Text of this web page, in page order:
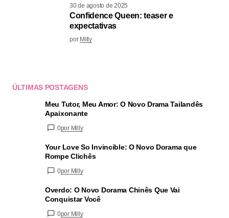
30 de agosto de 2025
Confidence Queen: teaser e
expectativas
por Milly
ÚLTIMAS POSTAGENS
Meu Tutor, Meu Amor: O Novo Drama Tailandês
Apaixonante
0por Milly
Your Love So Invincible: O Novo Dorama que
Rompe Clichês
0por Milly
Overdo: O Novo Dorama Chinês Que Vai
Conquistar Você
0por Milly